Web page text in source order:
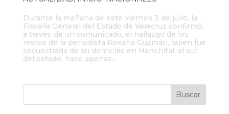
Durante la mañana de este viernes 3 de julio, la
Fiscalía General del Estado de Veracruz confirmó,
a través de un comunicado, el hallazgo de los
restos de la periodista Roxana Guzmán, quien fue
secuestrada de su domicilio en Nanchital, al sur
del estado, hace apenas...